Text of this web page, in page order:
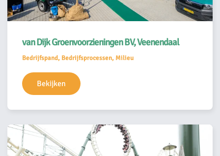
van Dijk Groenvoorzieningen BV, Veenendaal
Bedrijfspand, Bedrijfsprocessen, Milieu
Bekijken